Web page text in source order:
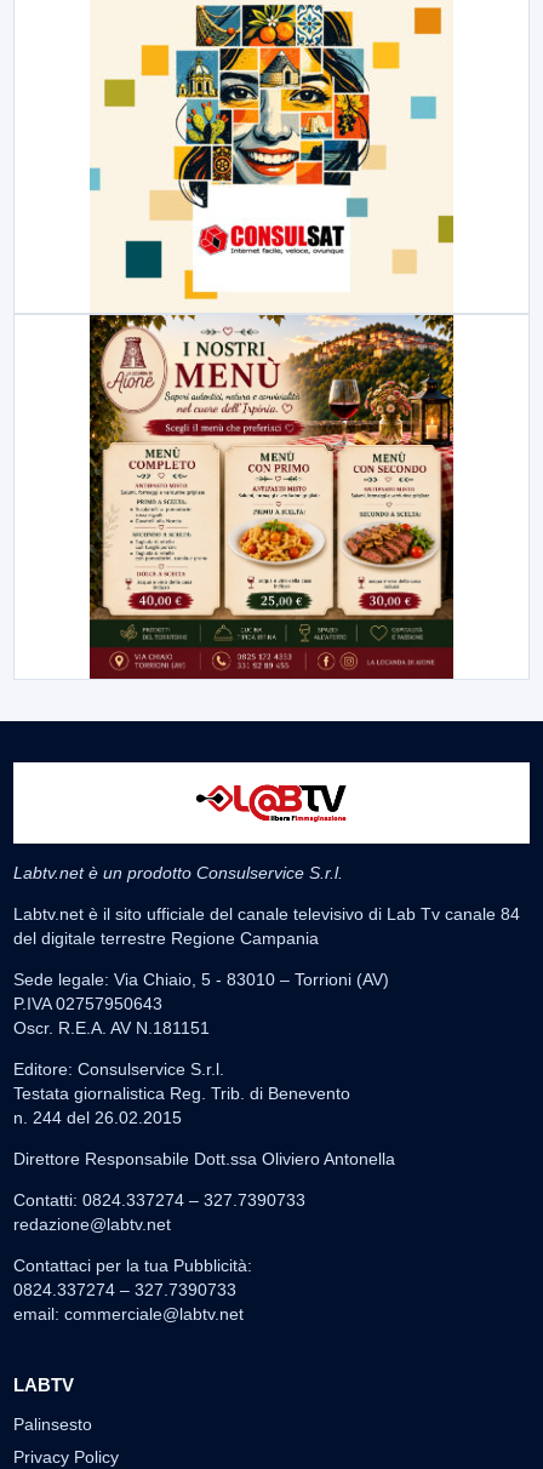
Labtv.net è un prodotto Consulservice S.r.l.
Labtv.net è il sito ufficiale del canale televisivo di Lab Tv canale 84
del digitale terrestre Regione Campania
Sede legale: Via Chiaio, 5 - 83010 – Torrioni (AV)
P.IVA 02757950643
Oscr. R.E.A. AV N.181151
Editore: Consulservice S.r.l.
Testata giornalistica Reg. Trib. di Benevento
n. 244 del 26.02.2015
Direttore Responsabile Dott.ssa Oliviero Antonella
Contatti: 0824.337274 – 327.7390733
redazione@labtv.net
Contattaci per la tua Pubblicità:
0824.337274 – 327.7390733
email: commerciale@labtv.net
LABTV
Palinsesto
Privacy Policy